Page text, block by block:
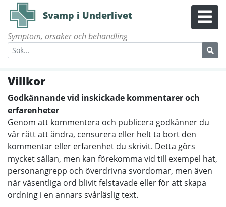
Svamp i Underlivet
Symptom, orsaker och behandling
Villkor
Godkännande vid inskickade kommentarer och
erfarenheter
Genom att kommentera och publicera godkänner du
vår rätt att ändra, censurera eller helt ta bort den
kommentar eller erfarenhet du skrivit. Detta görs
mycket sällan, men kan förekomma vid till exempel hat,
personangrepp och överdrivna svordomar, men även
när väsentliga ord blivit felstavade eller för att skapa
ordning i en annars svårläslig text.